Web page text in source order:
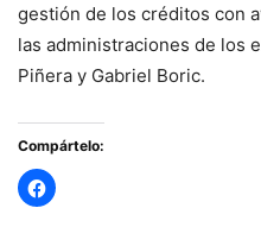
gestión de los créditos con
las administraciones de los
Piñera y Gabriel Boric.
Compártelo: